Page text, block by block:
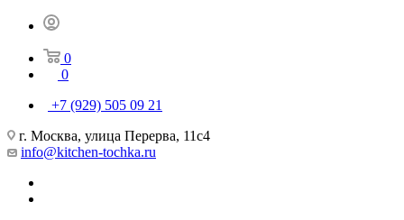
0
0
+7 (929) 505 09 21
г. Москва, улица Перерва, 11с4
info@kitchen-tochka.ru